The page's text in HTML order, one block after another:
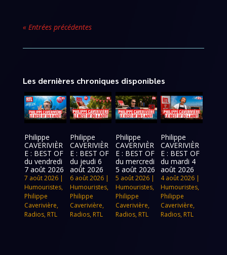
« Entrées précédentes
Les dernières chroniques disponibles
Philippe
CAVERIVIÈR
E : BEST OF
du vendredi
7 août 2026
7 août 2026 |
Humouristes,
Philippe
Caverivière,
Radios, RTL
Philippe
CAVERIVIÈR
E : BEST OF
du jeudi 6
août 2026
6 août 2026|
Humouristes,
Philippe
Caverivière,
Radios, RTL
Philippe
CAVERIVIÈR
E : BEST OF
du mercredi
5 août 2026
5 août 2026|
Humouristes,
Philippe
Caverivière,
Radios, RTL
Philippe
CAVERIVIÈR
E : BEST OF
du mardi 4
août 2026
4 août 2026 |
Humouristes,
Philippe
Caverivière,
Radios, RTL